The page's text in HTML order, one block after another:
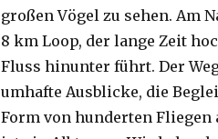
großen Vögel zu sehen. Am
8 km Loop, der lange Zeit
Fluss hinunter führt. Der
umhafte Ausblicke, die
Form von hunderten